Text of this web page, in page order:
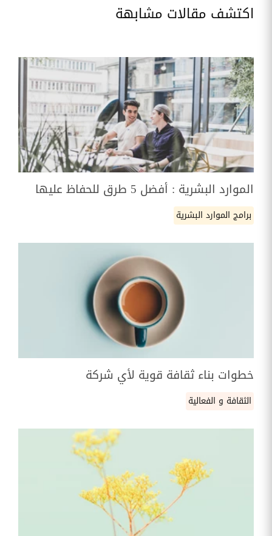
اكتشف مقالات مشابهة
الموارد البشرية : أفضل 5 طرق للحفاظ عليها
برامج الموارد البشرية
خطوات بناء ثقافة قوية لأي شركة
الثقافة و الفعالية